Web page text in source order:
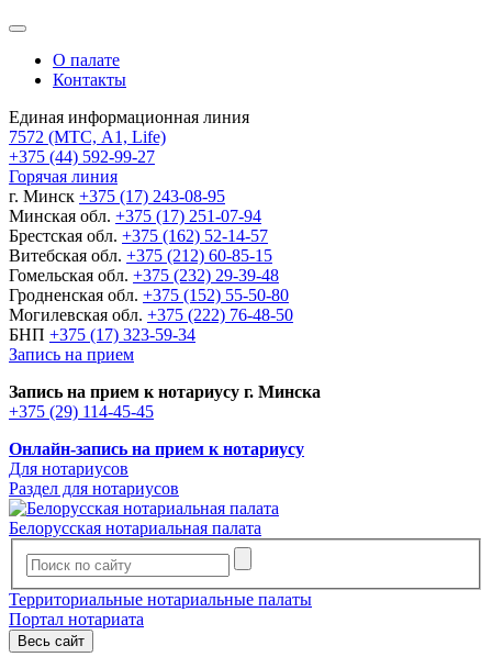
О палате
Контакты
Единая информационная линия
7572 (МТС, A1, Life)
+375 (44) 592-99-27
Горячая линия
г. Минск +375 (17) 243-08-95
Минская обл. +375 (17) 251-07-94
Брестская обл. +375 (162) 52-14-57
Витебская обл. +375 (212) 60-85-15
Гомельская обл. +375 (232) 29-39-48
Гродненская обл. +375 (152) 55-50-80
Могилевская обл. +375 (222) 76-48-50
БНП +375 (17) 323-59-34
Запись на прием
Запись на прием к нотариусу г. Минска
+375 (29) 114-45-45
Онлайн-запись на прием к нотариусу
Для нотариусов
Раздел для нотариусов
Белорусская нотариальная палата
Территориальные нотариальные палаты
Портал нотариата
Весь сайт